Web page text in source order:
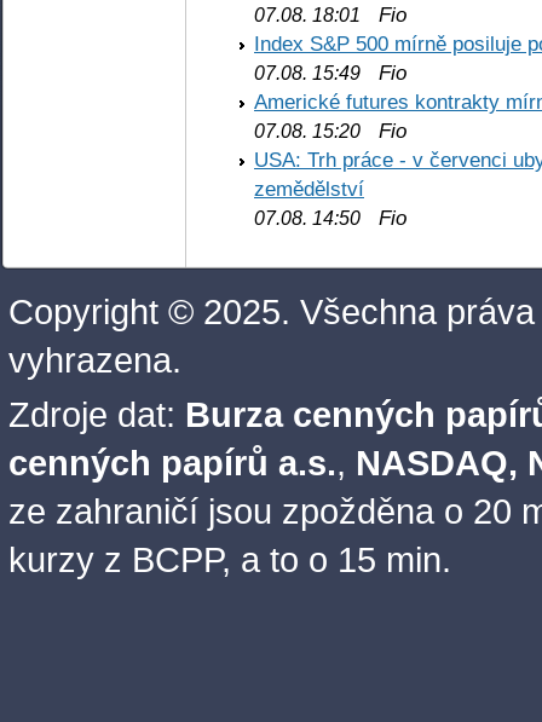
07.08. 18:01
Fio
Index S&P 500 mírně posiluje
07.08. 15:49 Fio
Americké futures kontrakty
07.08. 15:20 Fio
USA: Trh práce - v červenci
zemědělství
07.08. 14:50 Fio
Copyright © 2025. Všechna práva
vyhrazena.
Zdroje dat: Burza cenných
cenných papírů a.s., NASDAQ,
ze zahraničí jsou zpožděna o 20
kurzy z BCPP, a to o 15 min.